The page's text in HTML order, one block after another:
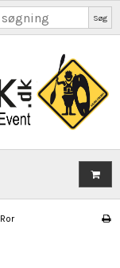
Søg
Ror